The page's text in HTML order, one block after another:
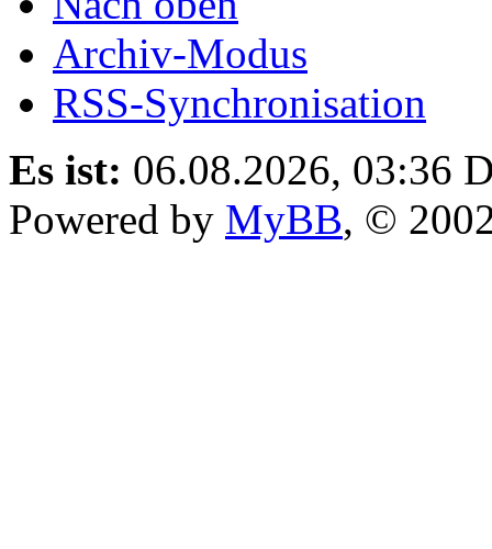
Archiv-Modus
RSS-Synchronisation
Es ist: 06.08.2026, 03:36
Powered by MyBB, ©